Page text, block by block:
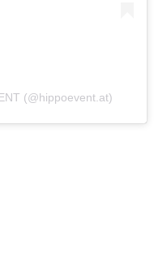
(@hippoevent.at)